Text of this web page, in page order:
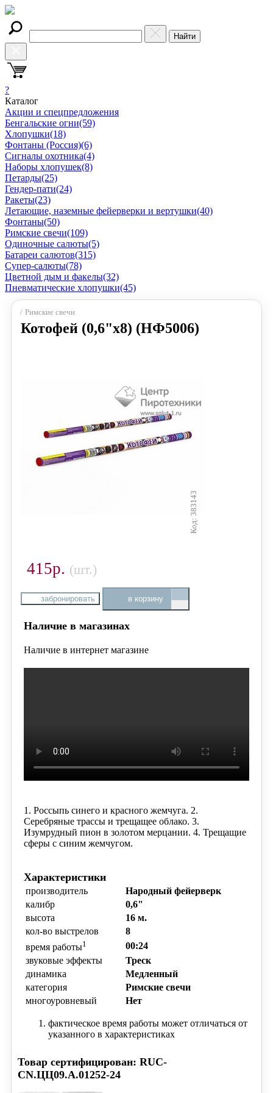
Найти
?
Каталог
Акции и спецпредложения
Бенгальские огни(59)
Хлопушки(18)
Фонтаны (Россия)(6)
Сигналы охотника(4)
Наборы хлопушек(8)
Петарды(25)
Гендер-пати(24)
Ракеты(23)
Летающие, наземные фейерверки и вертушки(40)
Фонтаны(50)
Римские свечи(109)
Одиночные салюты(5)
Батареи салютов(315)
Супер-салюты(78)
Цветной дым и факелы(32)
Пневматические хлопушки(45)
Римские свечи
Котофей (0,6"х8) (НФ5006)
383143
415р. (шт.)
забронировать в корзину
Наличие в магазинах
Наличие в интернет магазине
1. Россыпь синего и красного жемчуга. 2.
Серебряные трассы и трещащее облако. 3.
Изумрудный пион в золотом мерцании. 4. Трещащие
сферы с синим жемчугом.
Характеристики
производитель
Народный фейерверк
калибр
0,6"
высота
16 м.
кол-во выстрелов
8
время работы1
00:24
звуковые эффекты
Треск
динамика
Медленный
категория
Римские свечи
многоуровневый
Нет
фактическое время работы может отличаться от
указанного в характеристиках
Товар сертифицирован: RUC-
CN.ЦЦ09.А.01252-24